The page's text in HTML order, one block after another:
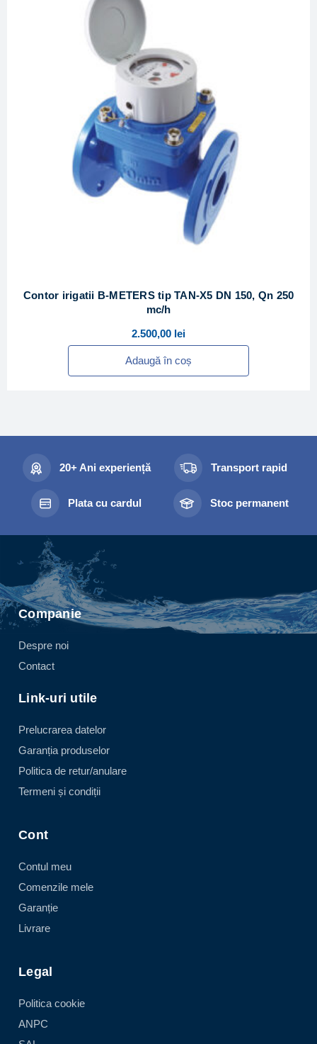
Contor irigatii B-METERS tip TAN-X5 DN 150, Qn 250
mc/h
2.500,00 lei
Adaugă în coș
20+ Ani experiență Transport rapid
Plata cu cardul Stoc permanent
Companie
Despre noi
Contact
Link-uri utile
Prelucrarea datelor
Garanția produselor
Politica de retur/anulare
Termeni și condiții
Cont
Contul meu
Comenzile mele
Garanție
Livrare
Legal
Politica cookie
ANPC